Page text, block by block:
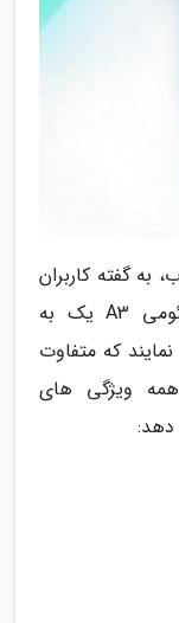
به گفته کاربران
در Reddit، بعضی از واحد های شیائومی A3 یک به
را دریافت می نمایند که متفاوت
ویژگی های
دهد: